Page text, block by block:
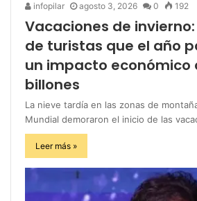
infopilar agosto 3, 2026 0 192
Vacaciones de invierno:
de turistas que el año
un impacto económico
billones
La nieve tardía en las zonas de
Mundial demoraron el inicio de las
Leer más »